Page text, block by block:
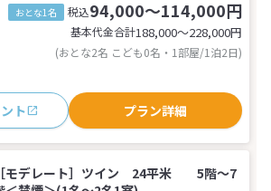
おとな1名 税込94,000～114,000円
基本代金合計188,000〜228,000円
(おとな2名 こども0名・1部屋/1泊2日)
ト プラン詳細
［モデレート］ツイン 24平米 5階〜7